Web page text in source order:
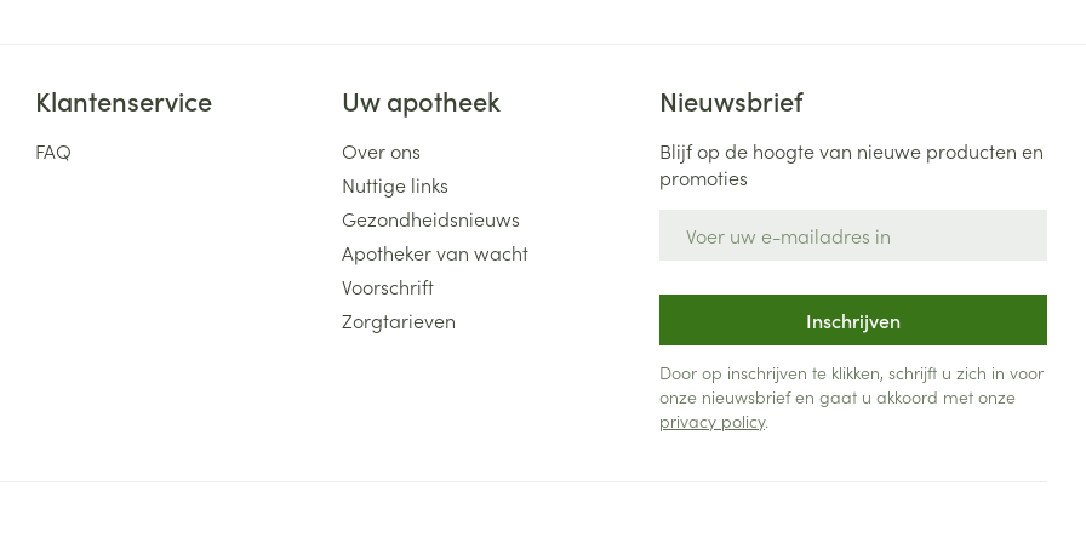
Klantenservice
FAQ
Uw apotheek
Over ons
Nuttige links
Gezondheidsnieuws
Apotheker van wacht
Voorschrift
Zorgtarieven
Nieuwsbrief
Blijf op de hoogte van nieuwe producten en
promoties
Inschrijven
Door op inschrijven te klikken, schrijft u zich in voor
onze nieuwsbrief en gaat u akkoord met onze
privacy policy.